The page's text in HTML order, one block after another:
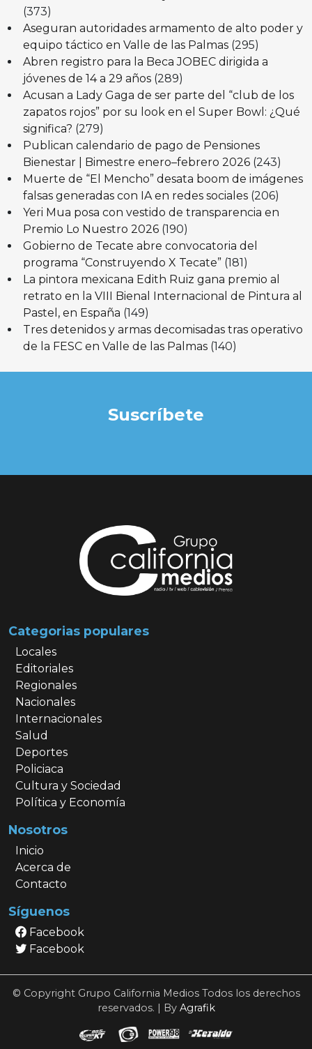
(373)
Aseguran autoridades armamento de alto poder y
equipo táctico en Valle de las Palmas (295)
Abren registro para la Beca JOBEC dirigida a
jóvenes de 14 a 29 años (289)
Acusan a Lady Gaga de ser parte del “club de los
zapatos rojos” por su look en el Super Bowl: ¿Qué
significa? (279)
Publican calendario de pago de Pensiones
Bienestar | Bimestre enero–febrero 2026 (243)
Muerte de “El Mencho” desata boom de imágenes
falsas generadas con IA en redes sociales (206)
Yeri Mua posa con vestido de transparencia en
Premio Lo Nuestro 2026 (190)
Gobierno de Tecate abre convocatoria del
programa “Construyendo X Tecate” (181)
La pintora mexicana Edith Ruiz gana premio al
retrato en la VIII Bienal Internacional de Pintura al
Pastel, en España (149)
Tres detenidos y armas decomisadas tras operativo
de la FESC en Valle de las Palmas (140)
Suscríbete
Categorias populares
Locales
Editoriales
Regionales
Nacionales
Internacionales
Salud
Deportes
Policiaca
Cultura y Sociedad
Política y Economía
Nosotros
Inicio
Acerca de
Contacto
Síguenos
Facebook
Facebook
© Copyright Grupo California Medios Todos los derechos
reservados. | By Agrafik